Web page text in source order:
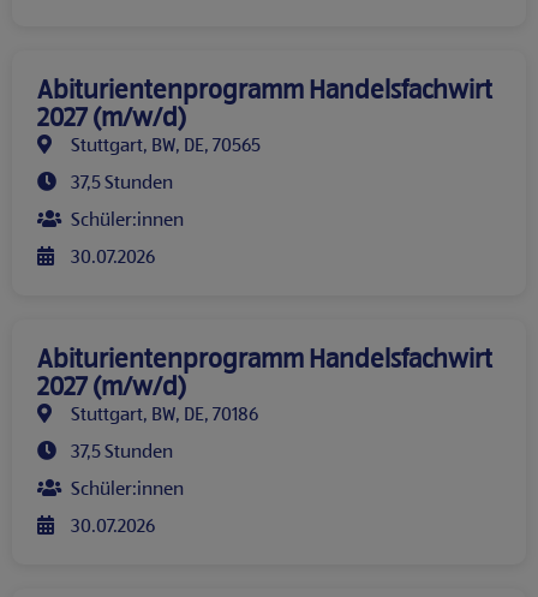
Abiturientenprogramm Handelsfachwirt
2027 (m/w/d)
Stuttgart, BW, DE, 70565
37,5 Stunden
Schüler:innen
30.07.2026
Abiturientenprogramm Handelsfachwirt
2027 (m/w/d)
Stuttgart, BW, DE, 70186
37,5 Stunden
Schüler:innen
30.07.2026